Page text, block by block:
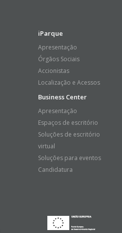
iParque
Apresentação
Órgãos Sociais
Accionistas
Localização e Acessos
Business Center
Apresentação
Espaços de escritório
Soluções de escritório
virtual
Soluções para eventos
Candidatura